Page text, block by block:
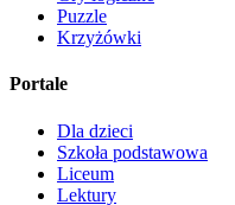
Puzzle
Krzyżówki
Portale
Dla dzieci
Szkoła podstawowa
Liceum
Lektury